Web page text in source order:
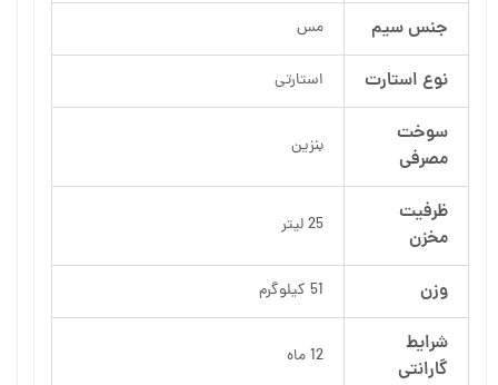
جنس سیم مس
نوع استارت استارتی
سوخت
مصرفی
بنزین
ظرفیت
مخزن
25 لیتر
وزن 51 کیلوگرم
شرایط
گارانتی
12 ماه